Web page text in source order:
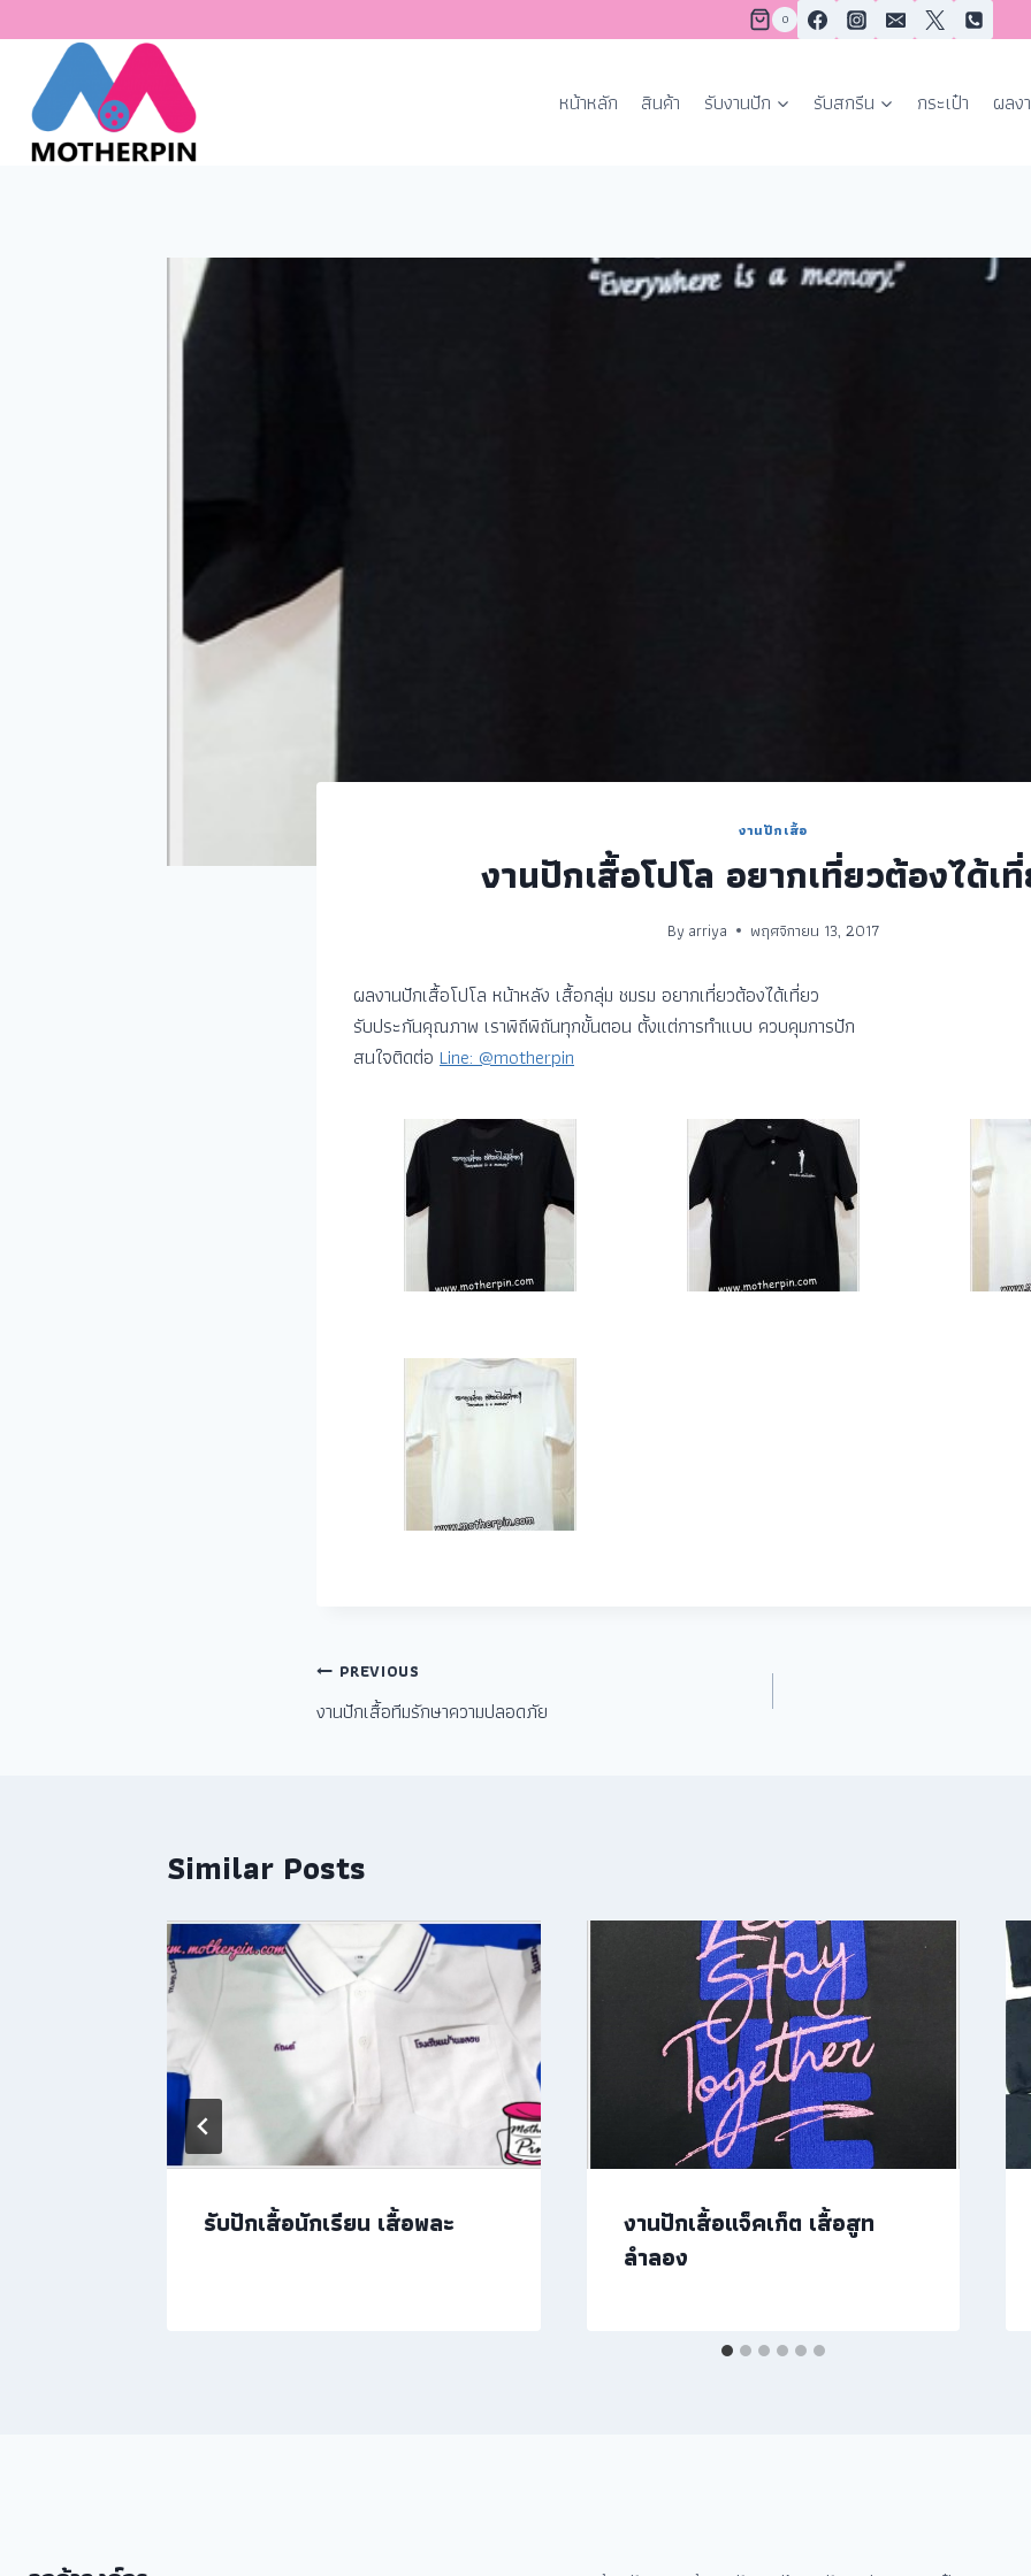
0
หน้าหลัก สินค้า รับงานปัก รับสกรีน กระเป๋า ผลง
งานปักเสื้อ
งานปักเสื้อโปโล อยากเที่ยวต้องได้เ
Byarriya พฤศจิกายน 13, 2017
ผลงานปักเสื้อโปโล หน้าหลัง เสื้อกลุ่ม ชมรม อยากเที่ยวต้องได้เที่ยว
รับประกันคุณภาพ เราพิถีพิถันทุกขั้นตอน ตั้งแต่การทำแบบ ควบคุมการปัก
สนใจติดต่อ Line: @motherpin
PREVIOUS
งานปักเสื้อทีมรักษาความปลอดภัย
Similar Posts
รับปักเสื้อนักเรียน เสื้อพละ
งานปักเสื้อแจ็คเก็ต เสื้อสูท
ลำลอง